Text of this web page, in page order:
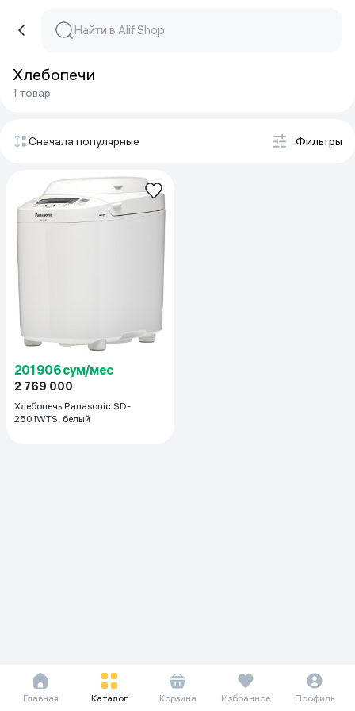
Хлебопечи
1 товар
Сначала популярные Фильтры
201 906 сум/мес
2 769 000
Хлебопечь Panasonic SD-
2501WTS, белый
Главная Каталог Корзина Избранное Профиль